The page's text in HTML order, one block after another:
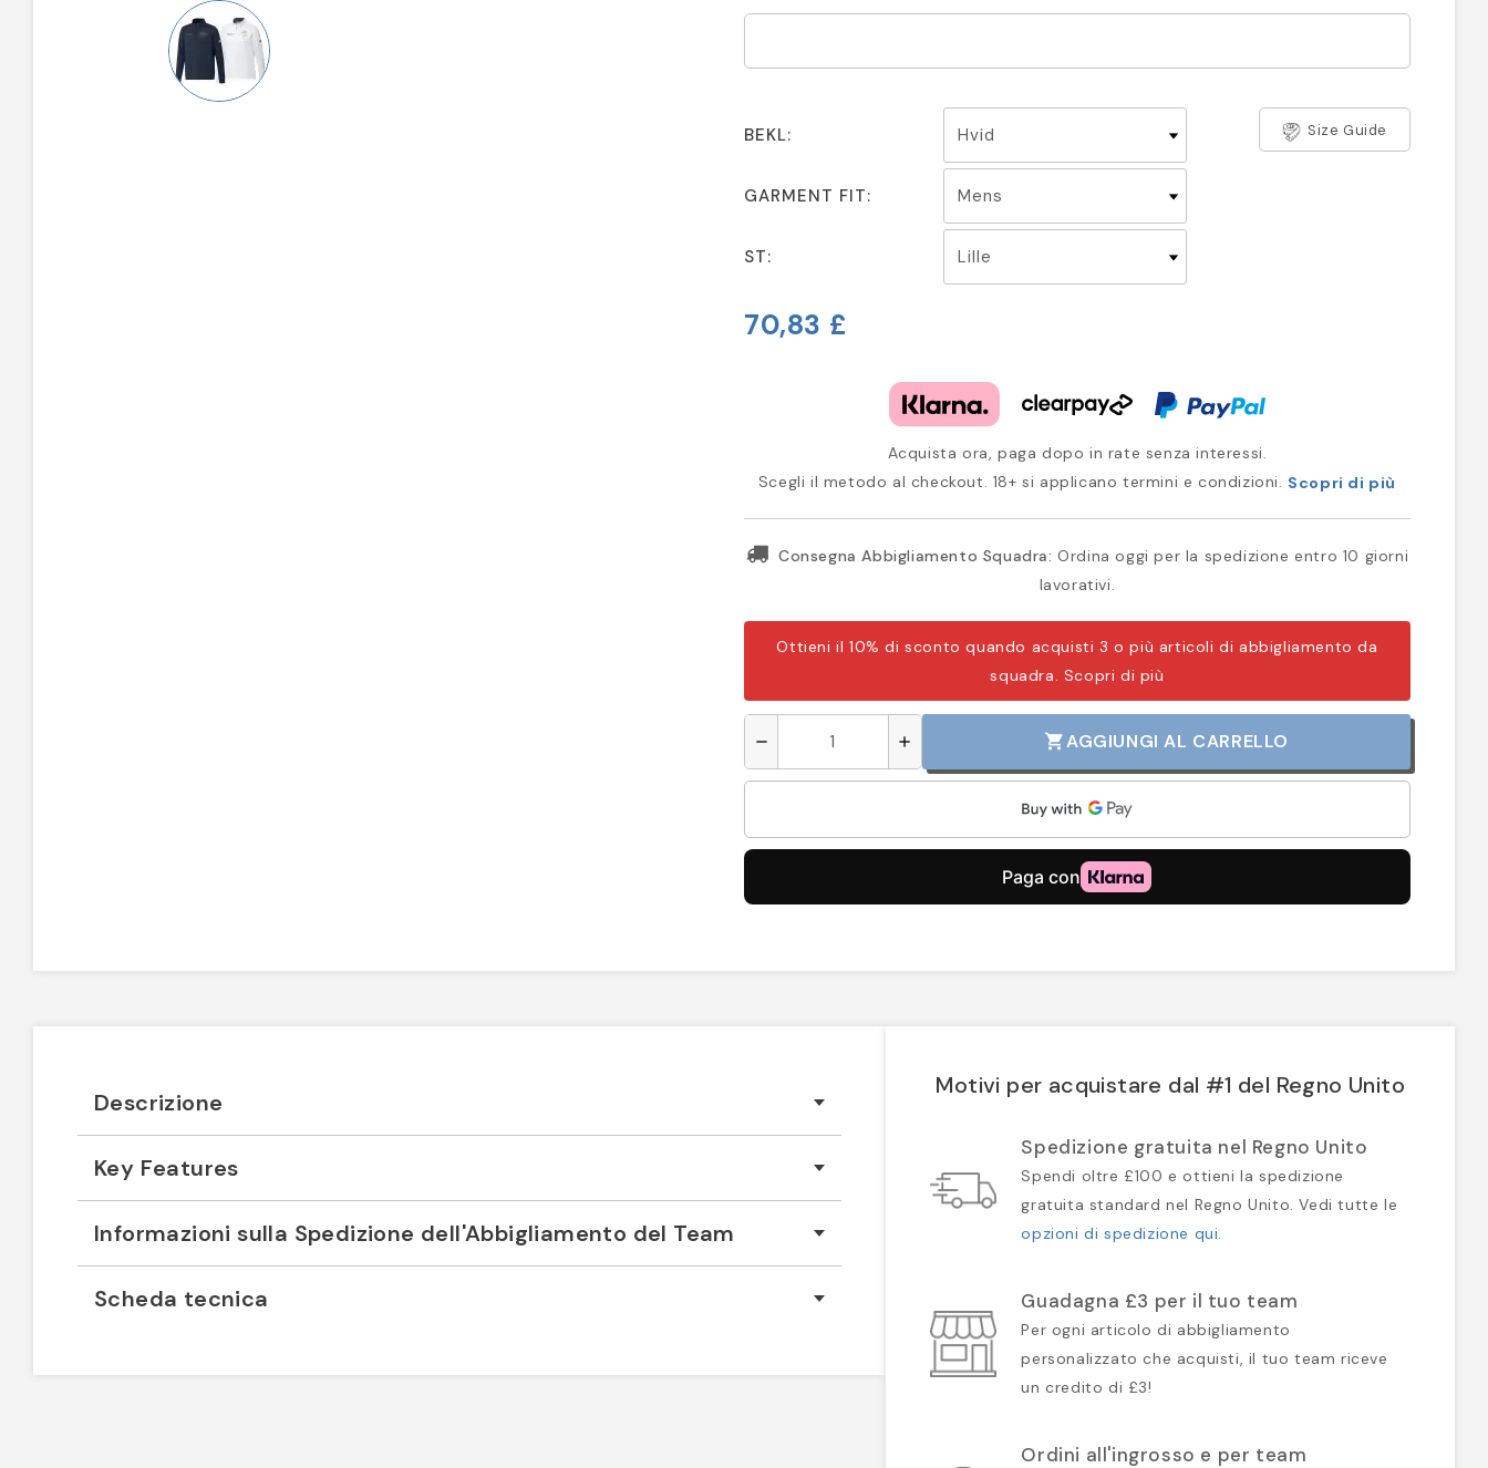
BEKL: Size Guide
GARMENT FIT:
ST:
70,83 £
Acquista ora, paga dopo in rate senza interessi.
Scegli il metodo al checkout. 18+ si applicano termini e condizioni. Scopri di più
Consegna Abbigliamento Squadra: Ordina oggi per la spedizione entro 10 giorni
lavorativi.
Ottieni il 10% di sconto quando acquisti 3 o più articoli di abbigliamento da
squadra. Scopri di più
remove add shopping_cartAGGIUNGI AL CARRELLO
Descrizione
Key Features
Informazioni sulla Spedizione dell'Abbigliamento del Team
Scheda tecnica
Motivi per acquistare dal #1 del Regno Unito
Spedizione gratuita nel Regno Unito
Spendi oltre £100 e ottieni la spedizione
gratuita standard nel Regno Unito. Vedi tutte le
opzioni di spedizione qui.
Guadagna £3 per il tuo team
Per ogni articolo di abbigliamento
personalizzato che acquisti, il tuo team riceve
un credito di £3!
Ordini all'ingrosso e per team